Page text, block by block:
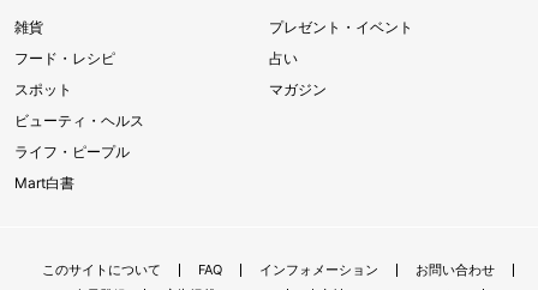
雑貨
フード・レシピ
スポット
ビューティ・ヘルス
ライフ・ピープル
Mart白書
プレゼント・イベント
占い
マガジン
このサイトについて FAQ インフォメーション
お問い合わせ